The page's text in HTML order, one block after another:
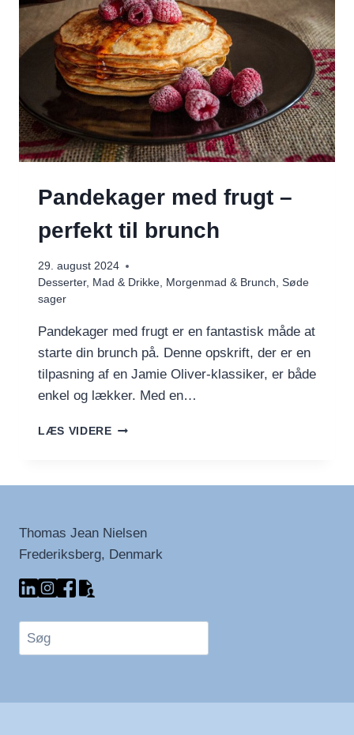
Pandekager med frugt –
perfekt til brunch
29. august 2024
Desserter, Mad & Drikke, Morgenmad & Brunch, Søde
sager
Pandekager med frugt er en fantastisk måde at
starte din brunch på. Denne opskrift, der er en
tilpasning af en Jamie Oliver-klassiker, er både
enkel og lækker. Med en…
LÆS VIDEREPANDEKAGER
BRUNCH
Thomas Jean Nielsen
Frederiksberg, Denmark
Søg